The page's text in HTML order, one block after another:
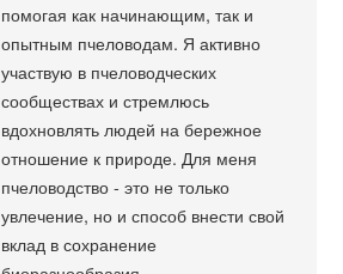
помогая как начинающим, так и
опытным пчеловодам. Я активно
участвую в пчеловодческих
сообществах и стремлюсь
вдохновлять людей на бережное
отношение к природе. Для меня
пчеловодство - это не только
увлечение, но и способ внести свой
вклад в сохранение